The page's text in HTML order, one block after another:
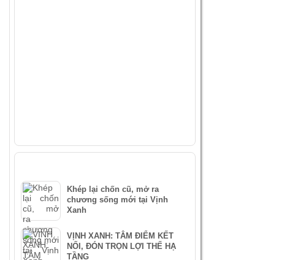
Khép lại chốn cũ, mở ra
chương sống mới tại Vịnh
Xanh
VỊNH XANH: TÂM ĐIỂM KẾT
NỐI, ĐÓN TRỌN LỢI THẾ HẠ
TẦNG